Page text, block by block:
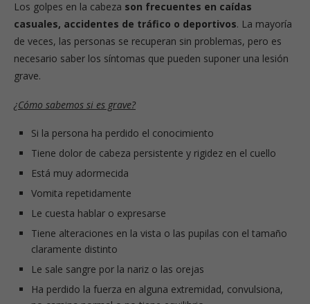
Los golpes en la cabeza son frecuentes en caídas
casuales, accidentes de tráfico o deportivos. La mayoría
de veces, las personas se recuperan sin problemas, pero es
necesario saber los síntomas que pueden suponer una lesión
grave.
¿Cómo sabemos si es grave?
Si la persona ha perdido el conocimiento
Tiene dolor de cabeza persistente y rigidez en el cuello
Está muy adormecida
Vomita repetidamente
Le cuesta hablar o expresarse
Tiene alteraciones en la vista o las pupilas con el tamaño
claramente distinto
Le sale sangre por la nariz o las orejas
Ha perdido la fuerza en alguna extremidad, convulsiona,